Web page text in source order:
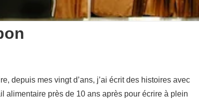
depuis mes vingt d’ans, j’ai écrit des histoires avec
alimentaire près de 10 ans après pour écrire à plein